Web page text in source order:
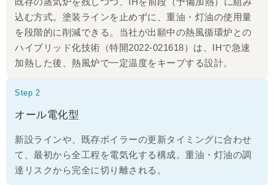
込む方式。塗装ラインを止めずに、重油・灯油の使用量
を段階的に削減できる。当社が出願中の熱風循環炉との
ハイブリッド化技術（特開2022-021618）は、IHで急速
加熱した後、熱風炉で一定温度をキープする設計。
Step 2
オール電化型
新設ラインや、既存ボイラーの更新タイミングに合わせ
て、最初から全工程を電気化する構成。重油・灯油の調
達リスクから完全に切り離される。